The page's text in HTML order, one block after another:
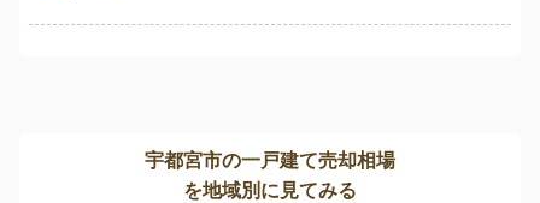
宇都宮市の一戸建て売却相場
を地域別に見てみる